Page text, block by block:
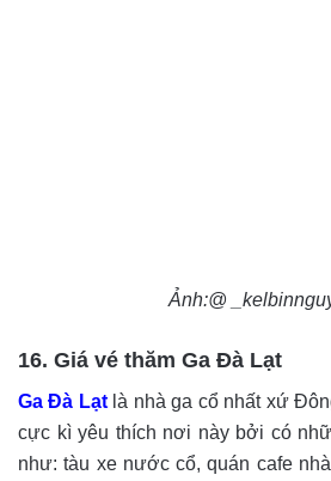
Ảnh:@
16. Giá vé thăm Ga Đà Lạt
Ga Đà Lạtlà nhà ga cổ nhất xứ
cực kì yêu thích nơi này bởi có
như: tàu xe nước cổ, quán cafe